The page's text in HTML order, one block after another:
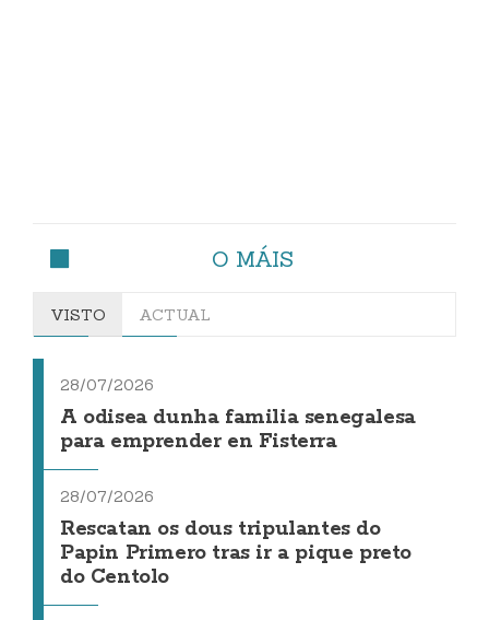
O MÁIS
VISTO ACTUAL
28/07/2026
A odisea dunha familia senegalesa
para emprender en Fisterra
28/07/2026
Rescatan os dous tripulantes do
Papin Primero tras ir a pique preto
do Centolo